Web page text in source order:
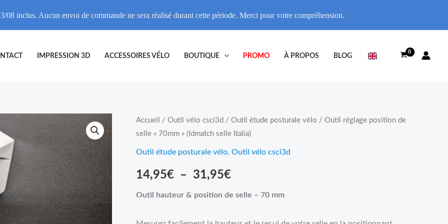
IMPRESSION 3D ACCESSOIRES VÉLO BOUTIQUE PROMO À PROPOS BLOG
Accueil / Outil vélo csci3d / Outil étude posturale vélo / Outil réglage position de
selle « 70mm » (Idmatch selle Italia)
Outil étude posturale vélo, Outil vélo csci3d
14,95€ – 31,95€
Plage
de
prix :
14,95€
Outil hauteur & position de selle – 70 mm
quantité
de
Outil
position
de
"70mm"
08 inclus. Aucun envoi de commande ne sera réalisé durant cette période. Merci pour votre compréhension.